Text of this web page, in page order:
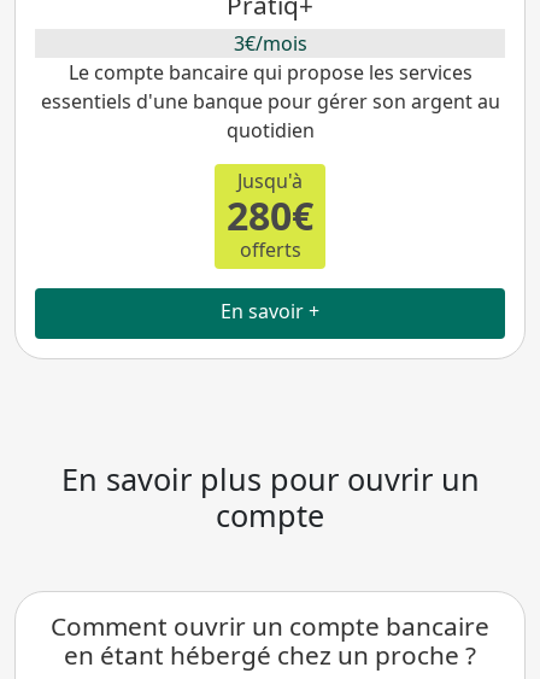
3€/mois
Le compte bancaire qui propose les services
essentiels d'une banque pour gérer son argent au
quotidien
Jusqu'à
280€
offerts
En savoir +
En savoir plus pour ouvrir un
compte
Comment ouvrir un compte bancaire
en étant hébergé chez un proche ?